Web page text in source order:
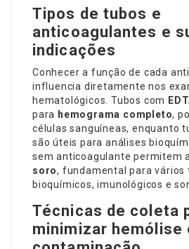
Tipos de tubos e
anticoagulantes e
indicações
Conhecer a função de cada
influencia diretamente nos
hematológicos. Tubos com
para hemograma completo,
células sanguíneas, enquanto
são úteis para análises
sem anticoagulante permitem
soro, fundamental para vários
bioquímicos, imunológicos e
Técnicas de coleta
minimizar hemólise